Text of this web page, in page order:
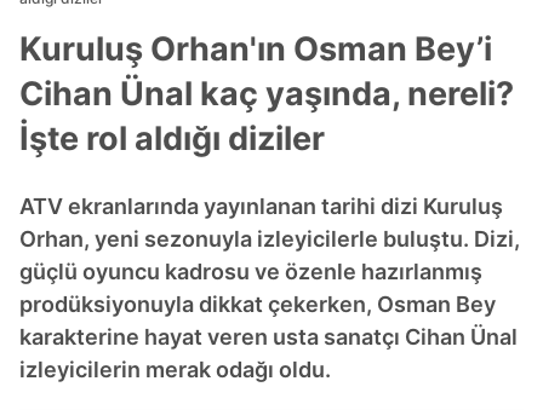
Kuruluş Orhan'ın Osman Bey’i
Cihan Ünal kaç yaşında, nereli?
İşte rol aldığı diziler
ATV ekranlarında yayınlanan tarihi dizi Kuruluş
Orhan, yeni sezonuyla izleyicilerle buluştu. Dizi,
güçlü oyuncu kadrosu ve özenle hazırlanmış
prodüksiyonuyla dikkat çekerken, Osman Bey
karakterine hayat veren usta sanatçı Cihan Ünal
izleyicilerin merak odağı oldu.